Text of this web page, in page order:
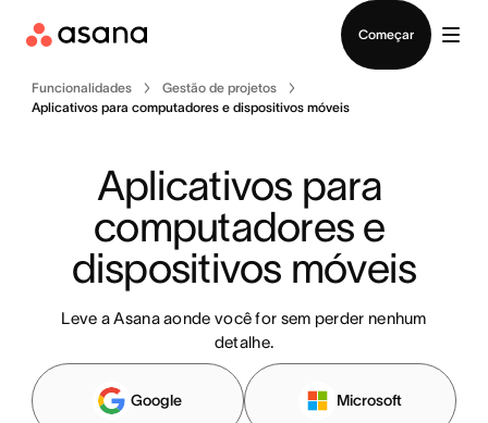
Começar
Funcionalidades
Gestão de projetos
Aplicativos para computadores e dispositivos móveis
Aplicativos para
computadores e
dispositivos móveis
Leve a Asana aonde você for sem perder nenhum
detalhe.
Google Microsoft